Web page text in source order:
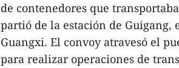
de contenedores que
partió de la estación de Guigang,
Guangxi. El convoy atravesó el
para realizar operaciones de